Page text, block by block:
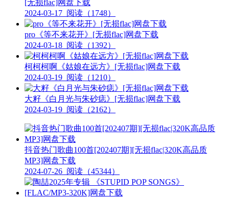
[无损flac]网盘下载
2024-03-17 阅读（1748）
pro《等不来花开》[无损flac]网盘下载
2024-03-18 阅读（1392）
柯柯柯啊《姑娘在远方》[无损flac]网盘下载
2024-03-19 阅读（1210）
大籽《白月光与朱砂痣》[无损flac]网盘下载
2024-03-19 阅读（2162）
抖音热门歌曲100首[202407期][无损flac|320K高品质
MP3]网盘下载
2024-07-26 阅读（45344）